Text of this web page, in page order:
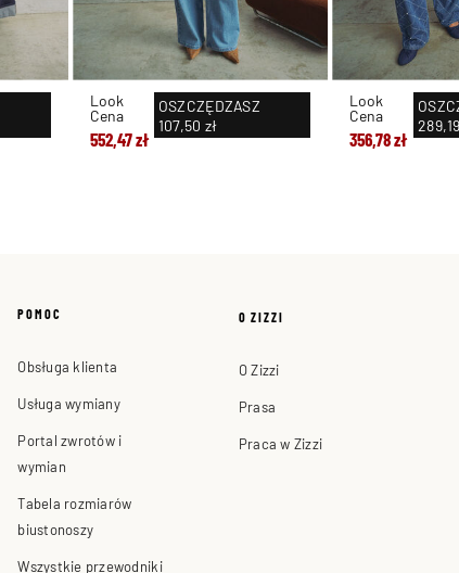
Look
Cena
552,47 zł
OSZCZĘDZASZ
107,50 zł
Look
Cena
356,78 zł
POMOC
Obsługa klienta
Usługa wymiany
Portal zwrotów i
wymian
Tabela rozmiarów
biustonoszy
Wszystkie przewodniki
O ZIZZI
O Zizzi
Prasa
Praca w Zizzi